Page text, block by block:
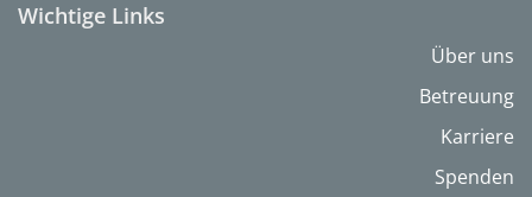
Wichtige Links
Über uns
Betreuung
Karriere
Spenden